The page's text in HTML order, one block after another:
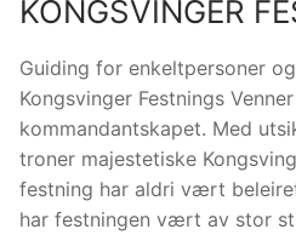
KONGSVINGER
Guiding for enkeltpersoner
Kongsvinger Festnings
kommandantskapet. Med
troner majestetiske
festning har aldri vært
har festningen vært av stor